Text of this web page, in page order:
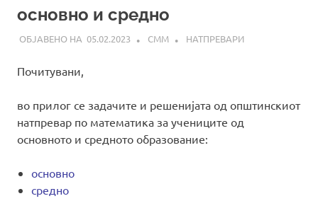
основно и средно
05.02.2023 СММ НАТПРЕВАРИ
Почитувани,
во прилог се задачите и решенијата од општинскиот
натпревар по математика за учениците од
основното и средното образование:
основно
средно